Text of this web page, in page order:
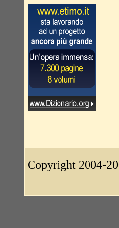
Copyright 2004-